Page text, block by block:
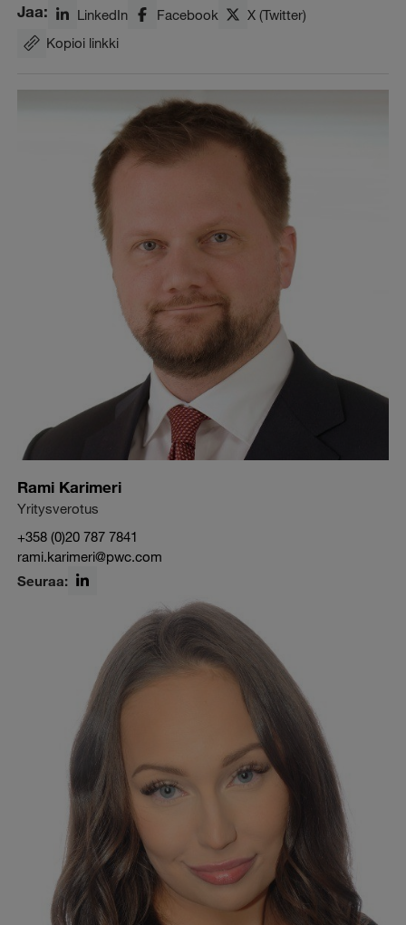
Jaa: LinkedIn Facebook
X (Twitter)
Kopioi linkki
Rami Karimeri
Yritysverotus
+358 (0)20 787 7841
rami.karimeri@pwc.com
Seuraa: